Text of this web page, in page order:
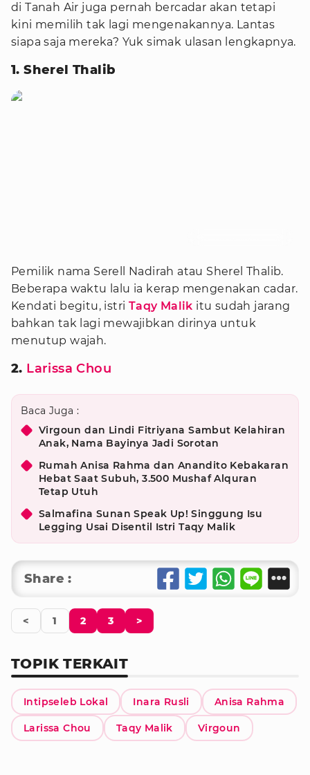
di Tanah Air juga pernah bercadar akan tetapi
kini memilih tak lagi mengenakannya. Lantas
siapa saja mereka? Yuk simak ulasan lengkapnya.
1. Sherel Thalib
Pemilik nama Serell Nadirah atau Sherel Thalib.
Beberapa waktu lalu ia kerap mengenakan cadar.
Kendati begitu, istri Taqy Malik itu sudah jarang
bahkan tak lagi mewajibkan dirinya untuk
menutup wajah.
2. Larissa Chou
Baca Juga :
Virgoun dan Lindi Fitriyana Sambut Kelahiran
Anak, Nama Bayinya Jadi Sorotan
Rumah Anisa Rahma dan Anandito Kebakaran
Hebat Saat Subuh, 3.500 Mushaf Alquran
Tetap Utuh
Salmafina Sunan Speak Up! Singgung Isu
Legging Usai Disentil Istri Taqy Malik
Share :
< 1 2 3 >
TOPIK TERKAIT
Intipseleb Lokal Inara Rusli Anisa Rahma
Larissa Chou Taqy Malik Virgoun